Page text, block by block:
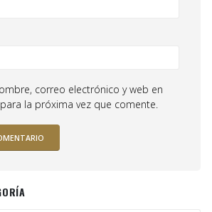
correo electrónico y web en
la próxima vez que comente.